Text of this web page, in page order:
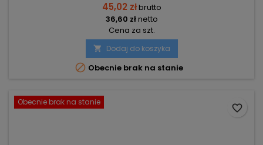
45,02 złbrutto
36,60 złnetto
Cena za szt.
 Dodaj do koszyka
 Obecnie brak na stanie
Obecnie brak na stanie
favorite_border